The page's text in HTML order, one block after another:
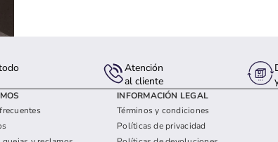
Atención
al cliente
INFORMACIÓN LEGAL
Términos y condiciones
Políticas de privacidad